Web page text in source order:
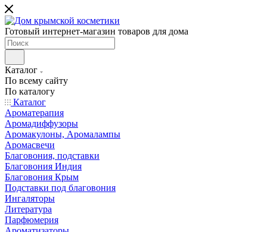
Готовый интернет-магазин товаров для дома
Каталог
По всему сайту
По каталогу
Каталог
Ароматерапия
Аромадиффузоры
Аромакулоны, Аромалампы
Аромасвечи
Благовония, подставки
Благовония Индия
Благовония Крым
Подставки под благовония
Ингаляторы
Литература
Парфюмерия